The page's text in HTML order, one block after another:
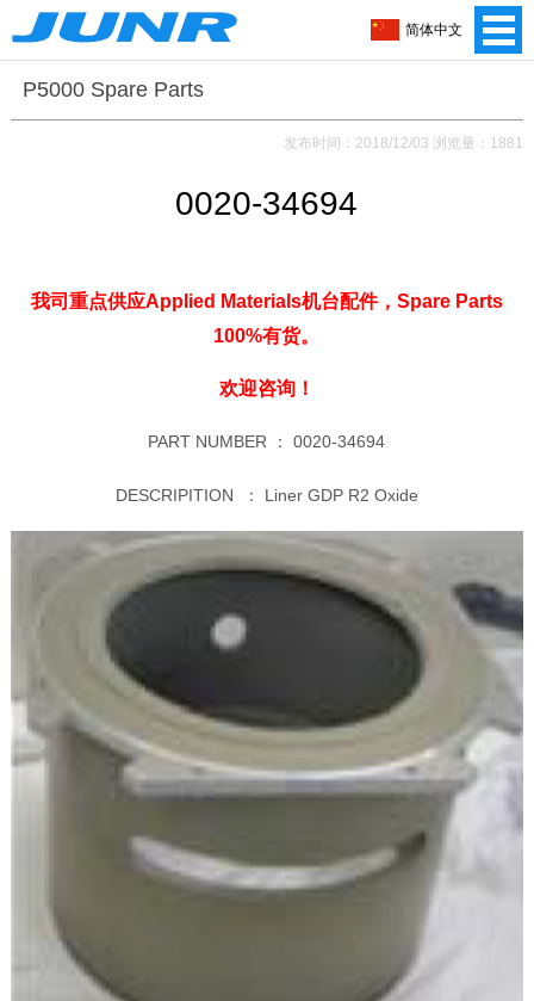
P5000 Spare Parts
发布时间：2018/12/03 浏览量：1881
0020-34694
我司重点供应Applied Materials机台配件，Spare Parts
100%有货。
欢迎咨询！
PART NUMBER ：0020-34694
DESCRIPITION ： Liner GDP R2 Oxide
简体中文